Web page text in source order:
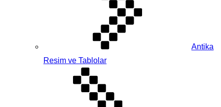
Antika
Resim ve Tablolar